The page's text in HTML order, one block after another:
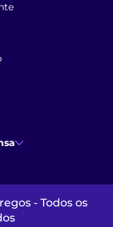
- Todos os